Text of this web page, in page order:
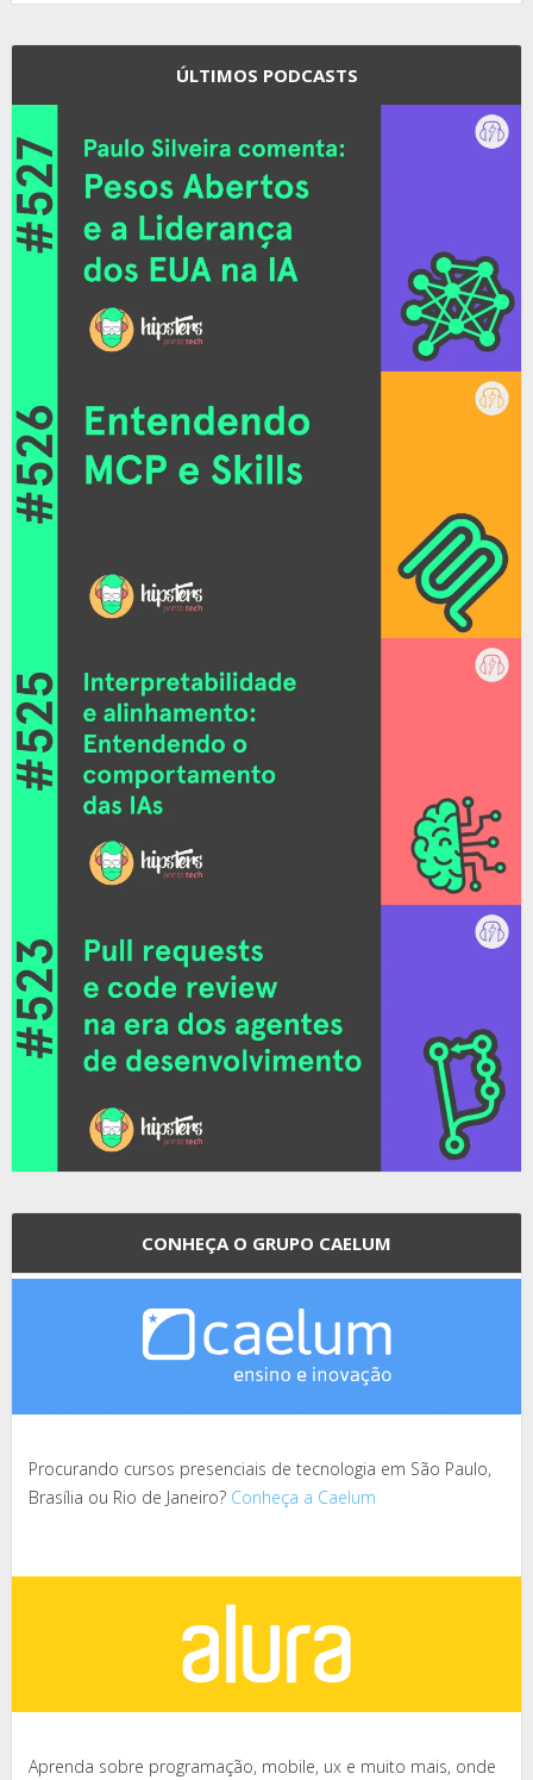
ÚLTIMOS PODCASTS
CONHEÇA O GRUPO CAELUM
Procurando cursos presenciais de tecnologia em São Paulo,
Brasília ou Rio de Janeiro? Conheça a Caelum
Aprenda sobre programação, mobile, ux e muito mais, onde